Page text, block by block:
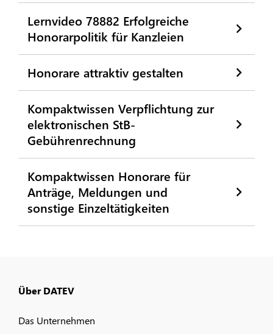
Lernvideo 78882 Erfolgreiche
Honorarpolitik für Kanzleien
Honorare attraktiv gestalten
Kompaktwissen Verpflichtung zur
elektronischen StB-
Gebührenrechnung
Kompaktwissen Honorare für
Anträge, Meldungen und
sonstige Einzeltätigkeiten
Über DATEV
Das Unternehmen